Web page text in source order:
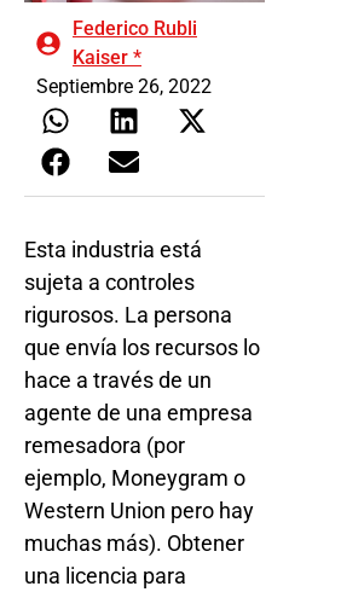
Federico Rubli
Kaiser *
Septiembre 26, 2022
Esta industria está
sujeta a controles
rigurosos. La persona
que envía los recursos lo
hace a través de un
agente de una empresa
remesadora (por
ejemplo, Moneygram o
Western Union pero hay
muchas más). Obtener
una licencia para